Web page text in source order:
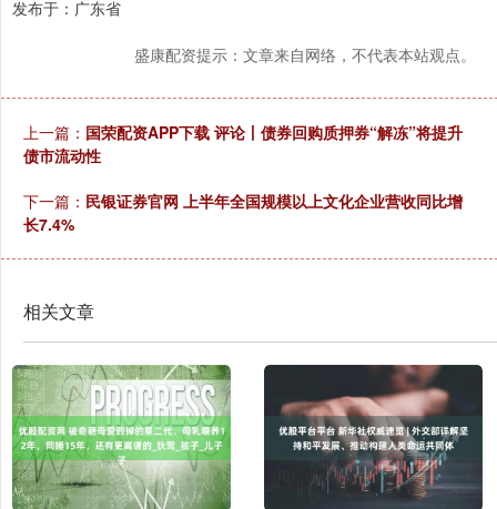
发布于：广东省
盛康配资提示：文章来自网络，不代表本站观点。
上一篇： 国荣配资APP下载 评论丨债券回购质押券“解冻”将提升
债市流动性
下一篇： 民银证券官网 上半年全国规模以上文化企业营收同比增
长7.4%
相关文章